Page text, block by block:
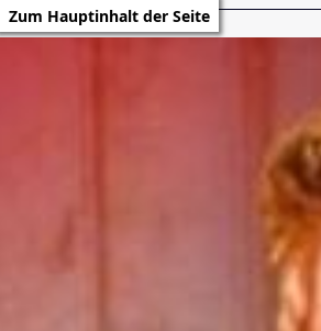
Zum Hauptinhalt der Seite